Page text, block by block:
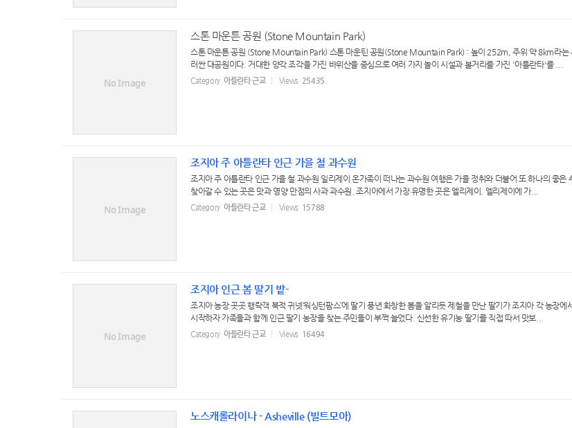
No Image
스톤 마운튼 공원 (Stone Mountain Park)
스톤 마운튼 공원 (Stone Mountain Park) 스톤 마운틴 공원(Stone Mountain Park) : 높이 252m, 주위 약 8km라는
러싼 대공원이다. 거대한 양각 조각을 가진 바위산을 중심으로 여러 가지 놀이 시설과 볼거리를 가진 '아틀란타'를 ...
Category 아틀란타 근교 Views 25435
No Image
조지아 주 아틀란타 인근 가을 철 과수원
조지아 주 아틀란타 인근 가을 철 과수원 일리제이 온가족이 떠나는 과수원 여행은 가을 정취와 더불어 또 하나의 좋은
찾아갈 수 있는 곳은 맛과 영양 만점의 사과 과수원. 조지아에서 가장 유명한 곳은 엘리제이. 엘리제이에 가...
Category 아틀란타 근교 Views 15788
No Image
조지아 인근 봄 딸기 밭-
조지아 농장 곳곳 행락객 북적 귀넷‘워싱턴팜스’에 딸기 풍년 화창한 봄을 알리듯 제철을 만난 딸기가 조지아 각 농장에
시작하자 가족들과 함께 인근 딸기 농장을 찾는 주민들이 부쩍 늘었다. 신선한 유기농 딸기를 직접 따서 맛보...
Category 아틀란타 근교 Views 16494
노스캐롤라이나 - Asheville (빌트모아)